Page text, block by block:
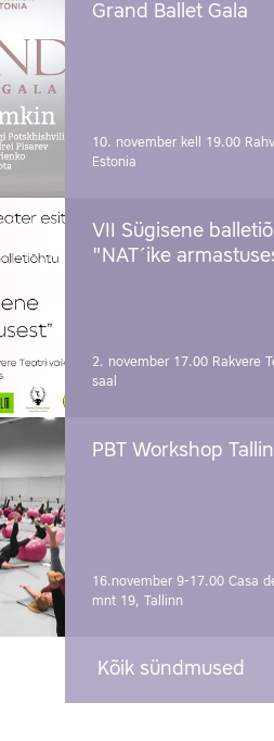
Grand Ballet Gala
10. november kell 19.00
Estonia
VII Sügisene
"NAT´ike
2. november 17.00 Rakvere
saal
PBT Workshop
16.november 9-17.00 Casa
mnt 19, Tallinn
Kõik sündmused